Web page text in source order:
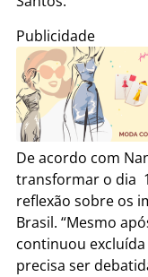
Publicidade
De acordo com
transformar o dia
reflexão sobre os
Brasil. “Mesmo
continuou
precisa ser